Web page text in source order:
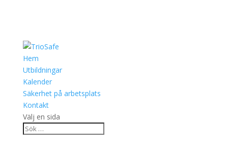
Hem
Utbildningar
Kalender
Säkerhet på arbetsplats
Kontakt
Välj en sida